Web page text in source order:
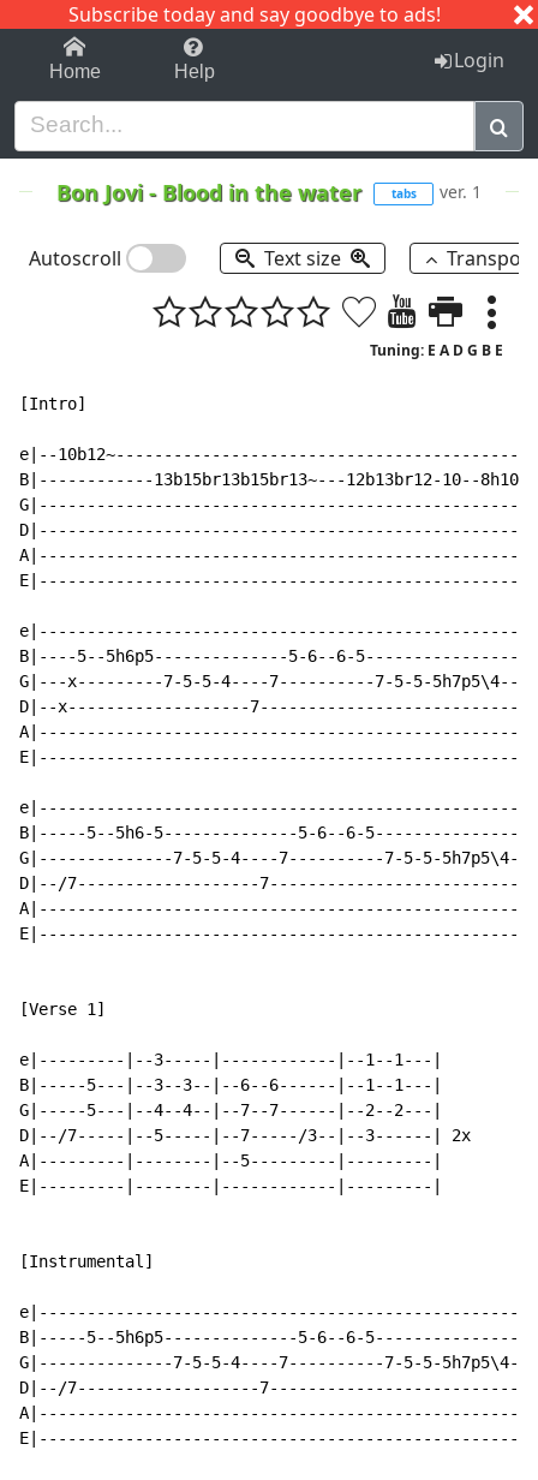
Subscribe today and say goodbye to ads!
1-9 C I J
Home Help Login
Bon Jovi- Blood in the water tabs ver. 1
Autoscroll Text size
Tuning: E A D G B E
[Intro]
e|--
B|------------13b15br13b15br13~---12b13br12-10--
e|--------------------------------------------------|
B|----5--5h6p5--------------5-6--6-5----------------|
G|---x---------7-5-5-4----7----------7-5-5-5h7p5\4--|
D|--x-------------------7---------------------------|
A|--------------------------------------------------|
E|--------------------------------------------------|
e|---------------------------------------------------|
B|-----5--5h6-5--------------5-6--6-5----------------|
G|--------------7-5-5-4----7----------7-5-5-5h7p5\4--|
D|--/7-------------------7---------------------------|
A|---------------------------------------------------|
E|---------------------------------------------------|
[Verse 1]
e|---------|--3-----|------------|--1--1---|
B|-----5---|--3--3--|--6--6------|--1--1---|
G|-----5---|--4--4--|--7--7------|--2--2---|
D|--/7-----|--5-----|--7-----/3--|--3------| 2x
A|---------|--------|--5---------|---------|
E|---------|--------|------------|---------|
[Instrumental]
e|---------------------------------------------------|
B|-----5--5h6p5--------------5-6--6-5----------------|
G|--------------7-5-5-4----7----------7-5-5-5h7p5\4--|
D|--/7-------------------7---------------------------|
A|---------------------------------------------------|
E|---------------------------------------------------|